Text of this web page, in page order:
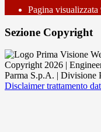
Pagina visualizzata
Sezione Copyright
Copyright 2026 |
Parma S.p.A. |
Disclaimer trattamento